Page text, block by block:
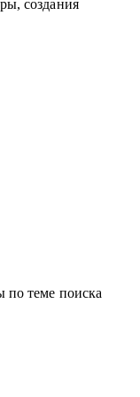
о работе и
с/х,
HR,
сметно-
создания
по теме поиска